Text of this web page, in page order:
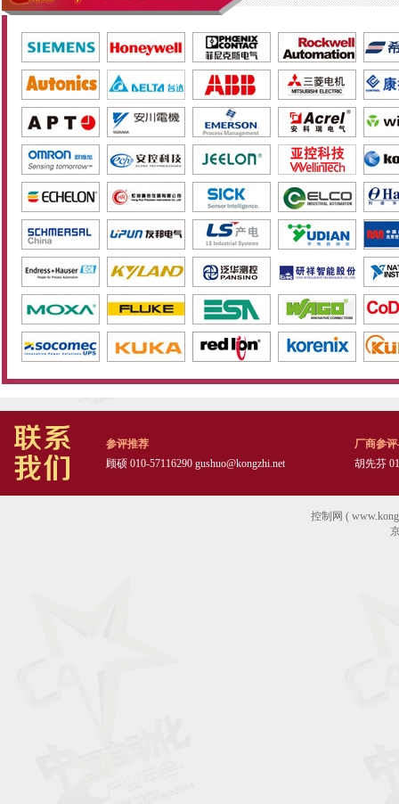
参评推荐
顾硕 010-57116290 gushuo@kongzhi.net
厂商参
胡先芬
控制网 (